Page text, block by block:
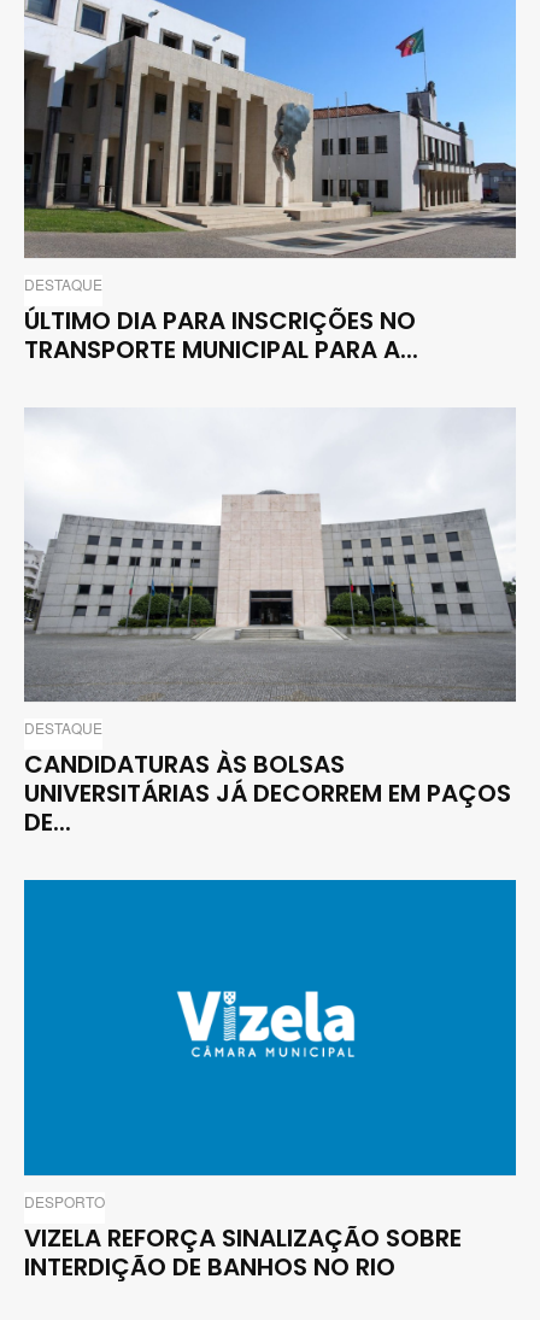
DESTAQUE
ÚLTIMO DIA PARA INSCRIÇÕES NO
TRANSPORTE MUNICIPAL PARA A...
DESTAQUE
CANDIDATURAS ÀS BOLSAS
UNIVERSITÁRIAS JÁ DECORREM EM PAÇOS
DE...
DESPORTO
VIZELA REFORÇA SINALIZAÇÃO SOBRE
INTERDIÇÃO DE BANHOS NO RIO